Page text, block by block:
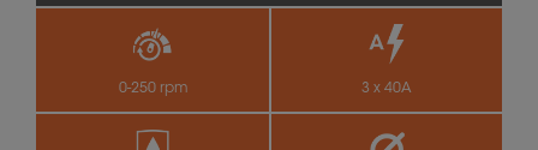
0-250 rpm 3 x 40A